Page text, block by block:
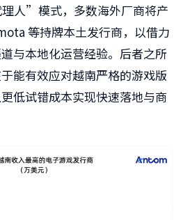
人”模式，多数海外厂商将产
等持牌本土发行商，以借力
与本地化运营经验。后者之所
能有效应对越南严格的游戏版
低试错成本实现快速落地与商